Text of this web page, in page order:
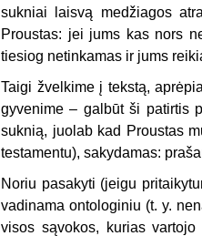
sukniai laisvą medžiagos
Proustas: jei jums kas nors
tiesiog netinkamas ir jums
Taigi žvelkime į tekstą,
gyvenime – galbūt ši patirtis
suknią, juolab kad Proustas
testamentu), sakydamas:
Noriu pasakyti (jeigu
vadinama ontologiniu (t. y.
visos sąvokos, kurias